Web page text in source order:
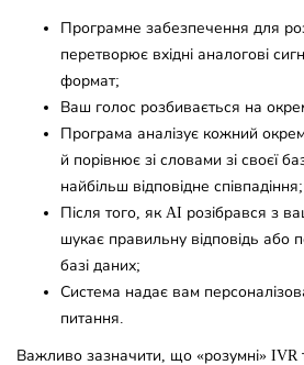
Програмне забезпечення для
перетворює вхідні аналогові
формат;
Ваш голос розбивається на
Програма аналізує кожний
й порівнює зі словами зі своєї
найбільш відповідне співпадіння;
Після того, як AI розібрався з
шукає правильну відповідь або
базі даних;
Система надає вам
питання.
Важливо зазначити, що «розумні» IVR